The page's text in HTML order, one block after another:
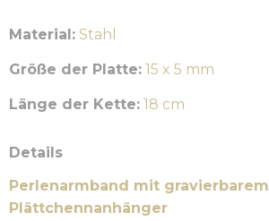
Material: Stahl
Größe der Platte: 15 x 5 mm
Länge der Kette: 18 cm
Details
Perlenarmband mit gravierbarem
Plättchennanhänger